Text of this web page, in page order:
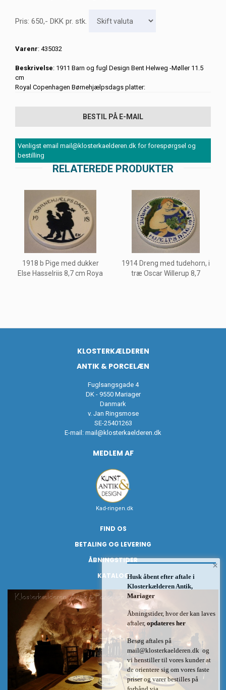
Pris: 650,- DKK pr. stk.
Varenr: 435032
Beskrivelse: 1911 Barn og fugl Design Bent Helweg -Møller 11.5
cm
Royal Copenhagen Børnehjælpsdags platter:
BESTIL PÅ E-MAIL
Venligst email mail@klosterkaelderen.dk for forespørgsel og
bestilling
RELATEREDE PRODUKTER
1918 b Pige med dukker
Else Hasselriis 8,7 cm Roya
1914 Dreng med tudehorn, i
træ Oscar Willerup 8,7
KLOSTERKÆLDEREN
ANTIK & PORCELÆN
Fuglsangsgade 4
DK - 9550 Mariager
Danmark
v. Jan Ringsmose
SE-25401263
E-mail: mail@klosterkaelderen.dk
MEDLEM AF
Kad-ringen.dk
FIND OS
BETALING OG LEVERING
ÅBNINGSTIDER
KATALOG
×
Husk åbent efter aftale i
Klosterkælderen Antik,
Mariager
Åbningstider, hvor der kan laves
aftaler, opdateres her
Besøg aftales på
mail@klosterkaelderen.dk og
vi henstiller til vores kunder at
de orientere sig om vores faste
priser og varer bestilles på